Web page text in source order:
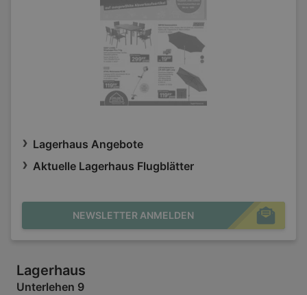
Lagerhaus Angebote
Aktuelle Lagerhaus Flugblätter
NEWSLETTER ANMELDEN
Lagerhaus
Unterlehen 9